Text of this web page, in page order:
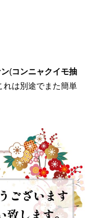
(コンニャクイモ抽
れは別途でまた簡単